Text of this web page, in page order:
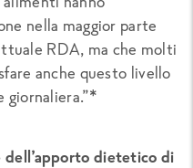
nella maggior parte
RDA, ma che molti
anche questo livello
giornaliera.”*
dell’apporto dietetico di